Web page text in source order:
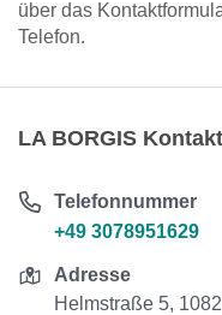
über das
Telefon.
LA BORGIS
Telefonnummer
+49 3078951629
Adresse
Helmstraße 5,